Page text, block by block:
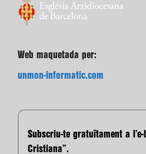
Web maquetada per:
unmon-informatic.com
Subscriu-te gratuïtament a
Cristiana”.